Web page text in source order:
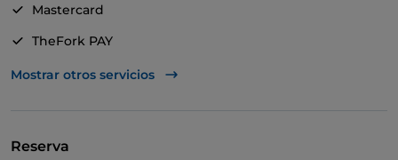
Mastercard
TheFork PAY
UnionPay via TheFork PAY
Mostrar otros servicios
Reserva